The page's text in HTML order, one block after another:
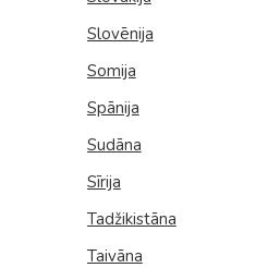
Stambulā)
Stambulā)
Brazīlija
Slovēnija
Somija
Spānija
Sudāna
Sīrija
Tadžikistāna
Taivāna